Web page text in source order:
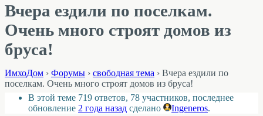
Вчера ездили по поселкам.
Очень много строят домов из
бруса!
ИмхоДом › Форумы › свободная тема › Вчера ездили по
поселкам. Очень много строят домов из бруса!
В этой теме 719 ответов, 78 участников, последнее
обновление 2 года назад сделано Ingeneros.